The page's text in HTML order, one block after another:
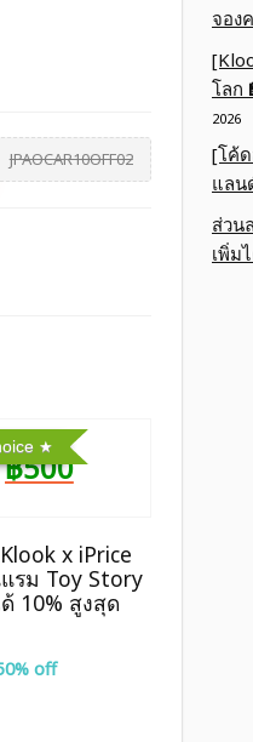
JPAOCAR10OFF02
฿500
x iPrice
รม Toy Story
10% สูงสุด
off
จอง
โลก
2026
[โค้
แลน
ส่วน
เพิ่ม